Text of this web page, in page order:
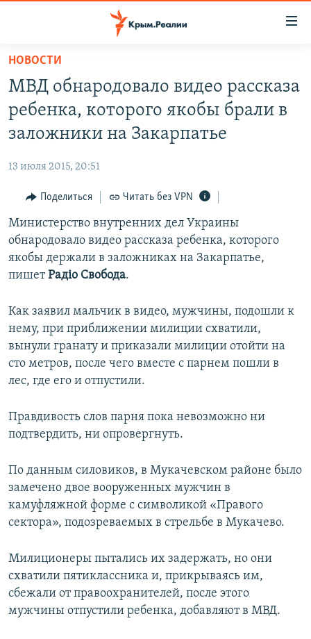
Вернуться
основному
содержанию
Вернутся
главной
Вернутся
поиску
СПЕЦПРОЕКТЫ
11 ЛЕТ ОККУПАЦИИ КРЫМА. 11 ИСТОРИЙ СОПРОТИВЛЕНИЯ
ВОДА
ЕЩЕ
ИНТЕРАКТИВ
ИНФОГРАФИКА
ТЕЛЕПРОЕКТ КРЫМ.РЕАЛИИ
СОВЕТЫ ПРАВОЗАЩИТНИКОВ
ПОБЕДИТЕЛЕЙ НЕ СУДЯТ?
КРЫМ.НЕПОКОРЕННЫЙ
РАДІО СВОБОДА
КАК ОБОЙТИ БЛОКИРОВКУ
Українською
ПРИСОЕДИНЯЙТЕСЬ!
Все сайты RFE/RL
НОВОСТИ
МВД обнародовало видео рассказа
ребенка, которого якобы брали в
заложники на Закарпатье
13 июля 2015, 20:51
Поделиться Читать без VPN
Министерство внутренних дел Украины
обнародовало видео рассказа ребенка, которого
якобы держали в заложниках на Закарпатье,
пишетРадіо Свобода.
Как заявил мальчик в видео, мужчины, подошли к
нему, при приближении милиции схватили,
вынули гранату и приказали милиции отойти на
сто метров, после чего вместе с парнем пошли в
лес, где его и отпустили.
Правдивость слов парня пока невозможно ни
подтвердить, ни опровергнуть.
По данным силовиков, в Мукачевском районе было
замечено двое вооруженных мужчин в
камуфляжной форме с символикой «Правого
сектора», подозреваемых в стрельбе в Мукачево.
Милиционеры пытались их задержать, но они
схватили пятиклассника и, прикрываясь им,
сбежали от правоохранителей, после этого
мужчины отпустили ребенка, добавляют в МВД.